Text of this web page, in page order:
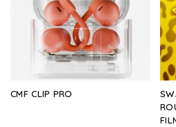
CMF CLIP PRO